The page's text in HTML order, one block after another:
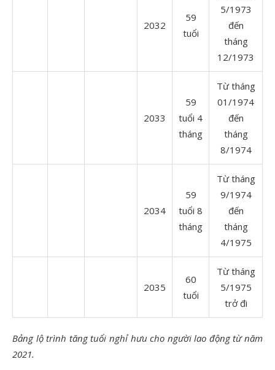
2032
59
tuổi
5/1973
đến
tháng
12/1973
2033
59
tuổi 4
tháng
Từ tháng
01/1974
đến
tháng
8/1974
2034
59
tuổi 8
tháng
Từ tháng
9/1974
đến
tháng
4/1975
2035
60
tuổi
Từ tháng
5/1975
trở đi
Bảng lộ trình tăng tuổi nghỉ hưu cho người lao động từ năm
2021.